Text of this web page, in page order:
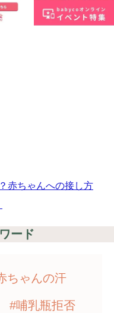
赤ちゃんへの接し方
ード
ちゃんの汗
#哺乳瓶拒否